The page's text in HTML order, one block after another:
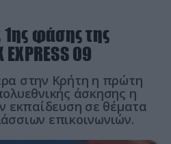
φάσης της
09
στην Κρήτη η πρώτη
άσκησης η
εκπαίδευση σε θέματα
επικοινωνιών.